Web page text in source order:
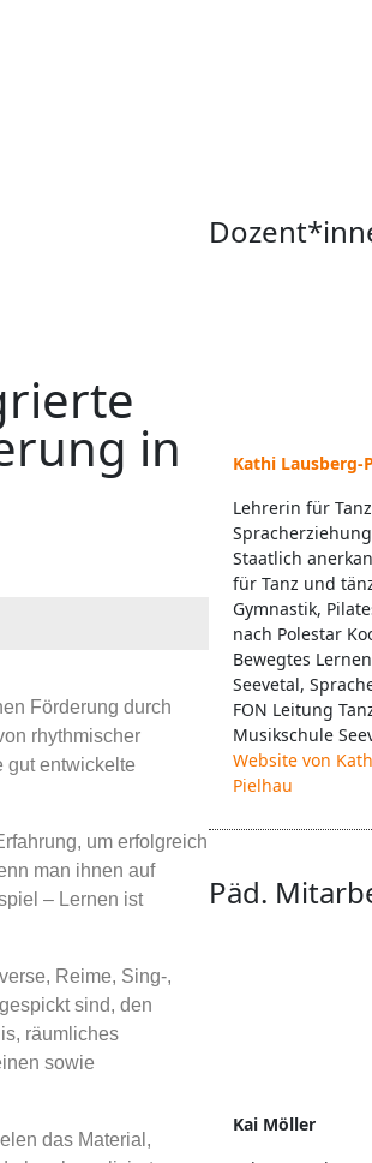
in
Förderung durch
rhythmischer
gut entwickelte
um erfolgreich
man ihnen auf
– Lernen ist
Reime, Sing-,
sind, den
räumliches
sowie
das Material,
Kathi Lausberg-
Lehrerin für
Staatlich
für Tanz und
Gymnastik,
nach Polestar
Bewegtes Lernen
Seevetal,
FON Leitung
Musikschule
Website von
Pielhau
Päd.
Kai Möller